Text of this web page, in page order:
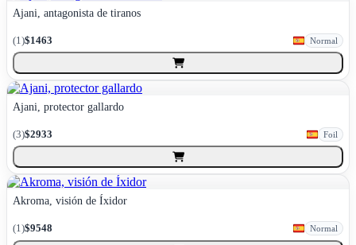
Ajani, antagonista de tiranos
(1)$1463 Normal
Ajani, protector gallardo
(3)$2933 Foil
Akroma, visión de Íxidor
(1)$9548 Normal